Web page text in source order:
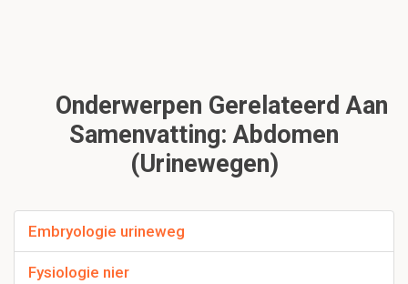
Onderwerpen Gerelateerd Aan
Samenvatting: Abdomen
(Urinewegen)
Embryologie urineweg
Fysiologie nier